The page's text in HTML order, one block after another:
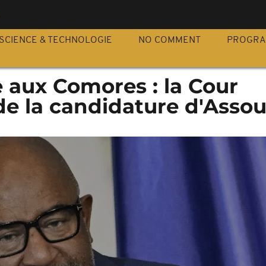
SCIENCE & TECHNOLOGIE NO COMMENT
Comores : la Cour
la candidature